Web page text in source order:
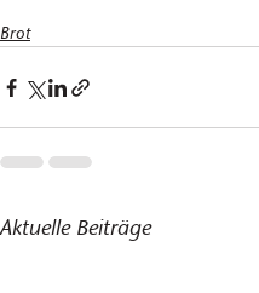
Brot
Aktuelle Beiträge